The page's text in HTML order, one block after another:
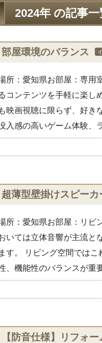
2024年 の記事一
部屋環境のバランス
所：愛知県お部屋：専用
コンテンツを手軽に楽し
も映画視聴に限らず、好き
入感の高いゲーム体験、
超薄型壁掛けスピーカ
所：愛知県お部屋：リビ
いては立体音響が主流と
ます。 リビング空間では
、機能性のバランスが重
【防音仕様】リフォ